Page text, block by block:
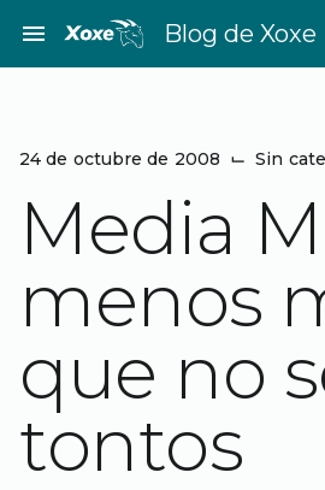
contenido
menu Blog de Xoxe
24 de octubre de 2008 ⌙ Sin
Media
menos
que no
tontos